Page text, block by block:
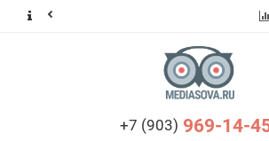
+7 (903) 969-14-